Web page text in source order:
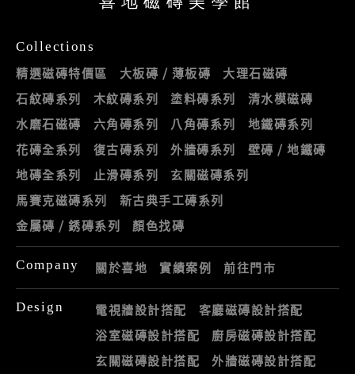
Collections
精選磁磚特價區 大板磚 / 薄板磚
大理石磁磚
石紋磚系列
木紋磚系列 塗料磚系列
清水模磁磚
水磨石磁磚
六角磚系列 八角磚系列
地鐵磚系列
花磚全系列
復古磚系列 外牆磚系列
壁磚 / 地鐵磚
地磚全系列
止滑磚系列
玄關磁磚系列
馬賽克磁磚系列
新古典手工磚系列
金屬磚 / 銹磚系列
顏色找磚
Company 關於喜地 實績案例 前往門市
Design 電視牆設計搭配
客廳磁磚設計搭配
浴室磁磚設計搭配
廚房磁磚設計搭配
玄關磁磚設計搭配
外牆磁磚設計搭配